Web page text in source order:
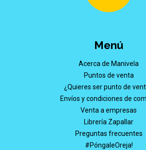
Menú
Acerca de Manivela
Puntos de venta
¿Quieres ser punto de
Envíos y condiciones de
Venta a empresas
Librería Zapallar
Preguntas frecuentes
#PóngaleOreja!